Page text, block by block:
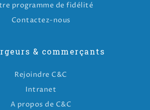
programme de fidélité
Contactez-nous
& commerçants
Rejoindre C&C
Intranet
A propos de C&C